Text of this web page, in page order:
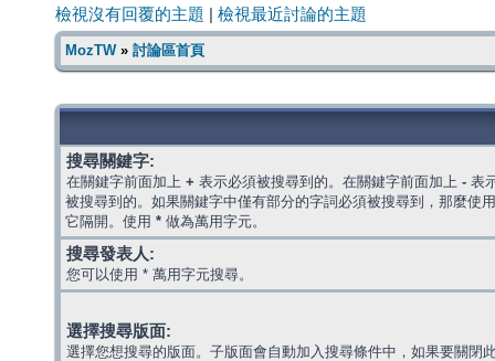
檢視沒有回覆的主題 檢視最近討論的主題
MozTW» 討論區首頁
搜尋關鍵字:
在關鍵字前面加上 + 表示必須被搜尋到的。在關鍵字前面加上 - 表
被搜尋到的。如果關鍵字中僅有部分的字詞必須被搜尋到，那麼使
它隔開。使用 * 做為萬用字元。
搜尋發表人:
您可以使用 * 萬用字元搜尋。
選擇搜尋版面:
選擇您想搜尋的版面。子版面會自動加入搜尋條件中，如果要關閉